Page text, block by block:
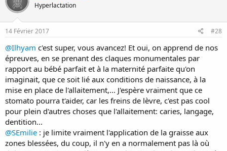
Hyperlactation
14 Février 2017 #28
@Ilhyam c'est super, vous avancez! Et oui, on apprend de nos
épreuves, en se prenant des claques monumentales par
rapport au bébé parfait et à la maternité parfaite qu'on
imaginait, que ce soit lié aux conditions de naissance, à la
mise en place de l'allaitement,... J'espère vraiment que ce
stomato pourra t'aider, car les freins de lèvre, c'est pas cool
pour plein d'autres choses que l'allaitement: caries, langage,
dentition...
@SEmilie : je limite vraiment l'application de la graisse aux
zones blessées, du coup, il n'y en a normalement pas là où